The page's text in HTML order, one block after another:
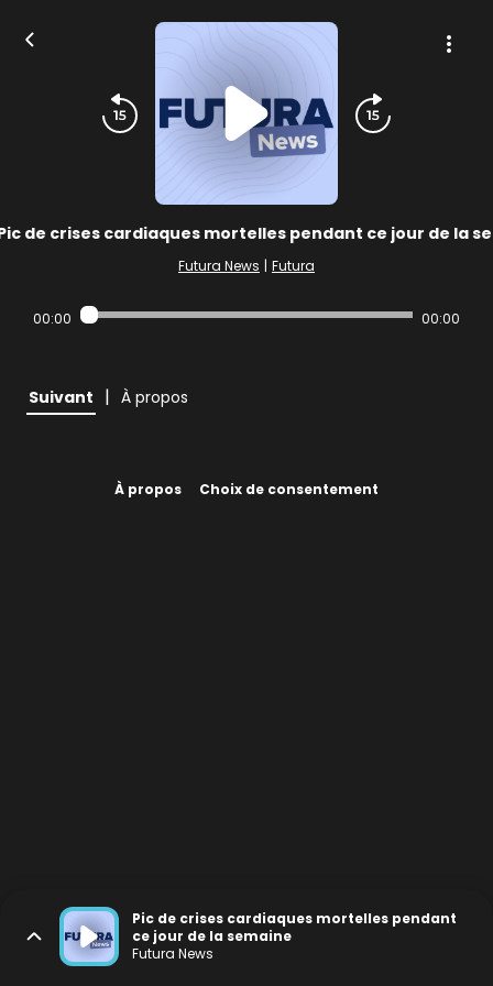
de crises cardiaques mortelles pendant ce jour de la
Futura News | Futura
00:00 00:00
Suivant | À propos
À propos Choix de consentement
Pic de crises cardiaques mortelles pendant
ce jour de la semaine
Futura News